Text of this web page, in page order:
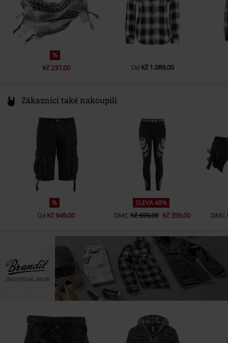
%
Kč 237,00 Od Kč 1.089,00
Zákazníci také nakoupili
%
Od Kč 949,00
SLEVA 48%
DMCKč 699,00 Kč 359,00 DMC